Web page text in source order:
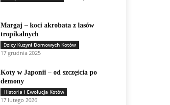
Margaj – koci akrobata z lasów
tropikalnych
Dzicy Kuzyni Domowych Kotów
17 grudnia 2025
Koty w Japonii – od szczęścia po
demony
Historia i Ewolucja Kotów
17 lutego 2026